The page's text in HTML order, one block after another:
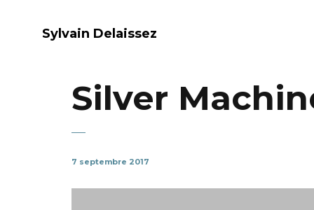
Sylvain Delaissez
Silver
7 septembre 2017